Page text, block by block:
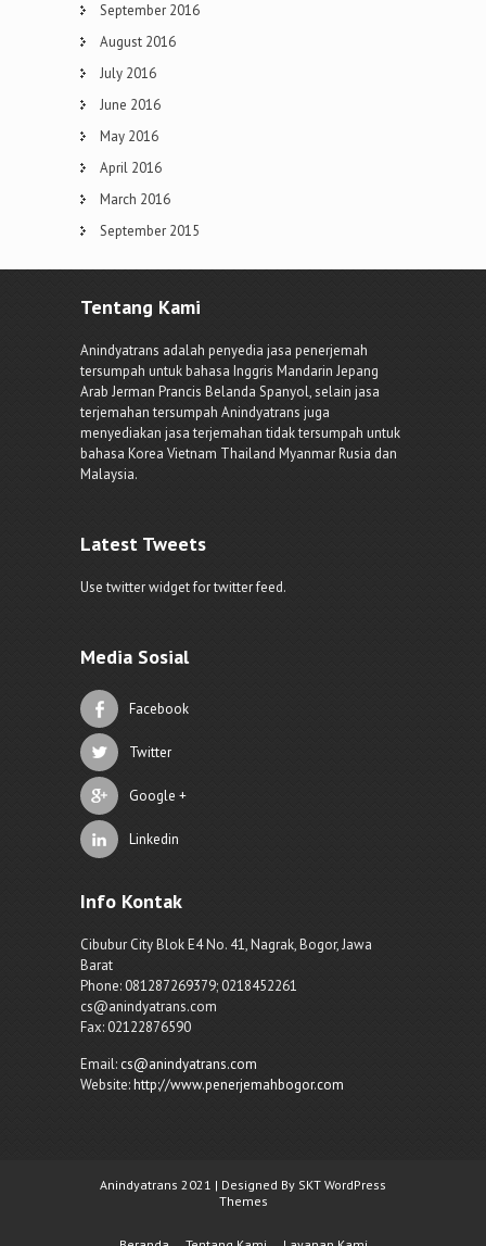
September 2016
August 2016
July 2016
June 2016
May 2016
April 2016
March 2016
September 2015
Tentang Kami
Anindyatrans adalah penyedia jasa penerjemah
tersumpah untuk bahasa Inggris Mandarin Jepang
Arab Jerman Prancis Belanda Spanyol, selain jasa
terjemahan tersumpah Anindyatrans juga
menyediakan jasa terjemahan tidak tersumpah untuk
bahasa Korea Vietnam Thailand Myanmar Rusia dan
Malaysia.
Latest Tweets
Use twitter widget for twitter feed.
Media Sosial
Facebook
Twitter
Google +
Linkedin
Info Kontak
Cibubur City Blok E4 No. 41, Nagrak, Bogor, Jawa
Barat
Phone: 081287269379; 0218452261
cs@anindyatrans.com
Fax: 02122876590
Email:cs@anindyatrans.com
Website:http://www.penerjemahbogor.com
Anindyatrans 2021 | Designed By SKT WordPress
Themes